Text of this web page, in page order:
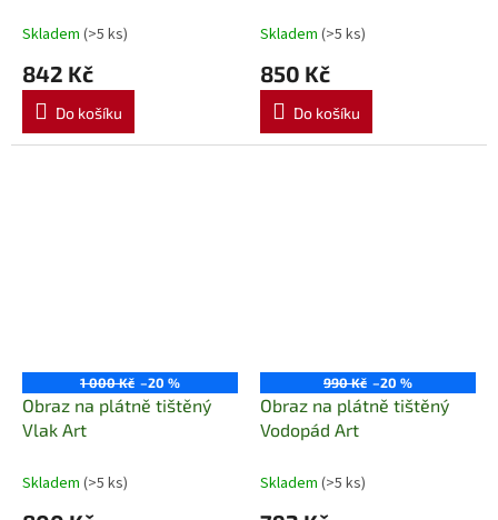
Skladem (>5 ks)
842 Kč
Do košíku
Skladem (>5 ks)
850 Kč
Do košíku
1 000 Kč –20 %
Obraz na plátně tištěný
Vlak Art
Skladem (>5 ks)
990 Kč –20 %
Obraz na plátně tištěný
Vodopád Art
Skladem (>5 ks)